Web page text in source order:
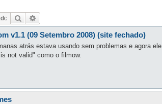
Pesquisar
v1.1 (09 Setembro 2008) (site fechado)
atrás estava usando sem problemas e agora
not valid" como o filmow.